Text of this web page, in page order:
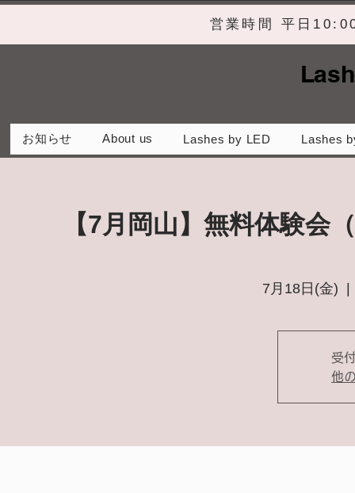
営業時間 平日
お知らせ About us Lashes by LED Lashes
【7月岡山】無料体験会
7月18日(金)
受
他